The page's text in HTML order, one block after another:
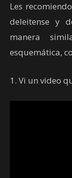
Les
deleitense y
manera
esquemática,
1. Vi un video